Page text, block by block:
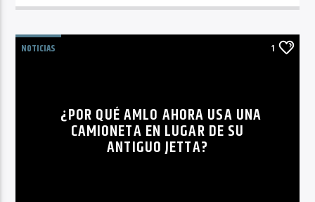
NOTICIAS 1
¿POR QUÉ AMLO AHORA USA UNA
CAMIONETA EN LUGAR DE SU
ANTIGUO JETTA?